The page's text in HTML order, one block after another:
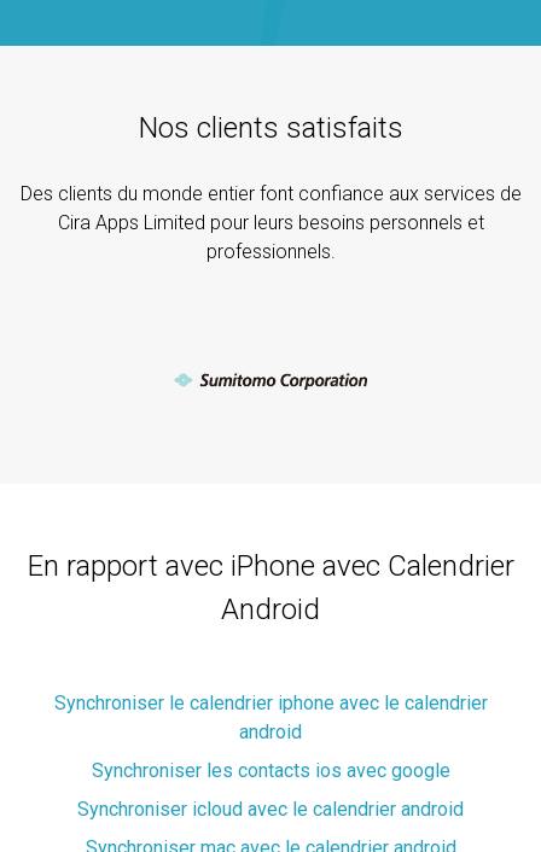
Nos clients satisfaits
Des clients du monde entier font confiance aux services de
Cira Apps Limited pour leurs besoins personnels et
professionnels.
En rapport avec iPhone avec Calendrier
Android
Synchroniser le calendrier iphone avec le calendrier
android
Synchroniser les contacts ios avec google
Synchroniser icloud avec le calendrier android